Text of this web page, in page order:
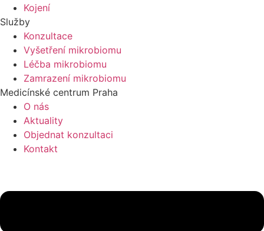
Kojení
Služby
Konzultace
Vyšetření mikrobiomu
Léčba mikrobiomu
Zamrazení mikrobiomu
Medicínské centrum Praha
O nás
Aktuality
Objednat konzultaci
Kontakt